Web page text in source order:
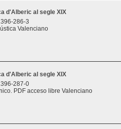
d'Alberic al segle XIX
286-3
Valenciano
d'Alberic al segle XIX
287-0
PDF acceso libre Valenciano